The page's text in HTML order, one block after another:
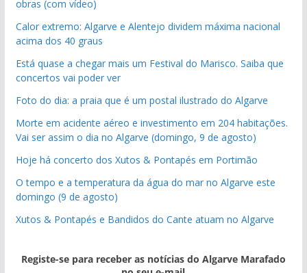
obras (com vídeo)
Calor extremo: Algarve e Alentejo dividem máxima nacional
acima dos 40 graus
Está quase a chegar mais um Festival do Marisco. Saiba que
concertos vai poder ver
Foto do dia: a praia que é um postal ilustrado do Algarve
Morte em acidente aéreo e investimento em 204 habitações.
Vai ser assim o dia no Algarve (domingo, 9 de agosto)
Hoje há concerto dos Xutos & Pontapés em Portimão
O tempo e a temperatura da água do mar no Algarve este
domingo (9 de agosto)
Xutos & Pontapés e Bandidos do Cante atuam no Algarve
Registe-se para receber as notícias do Algarve Marafado